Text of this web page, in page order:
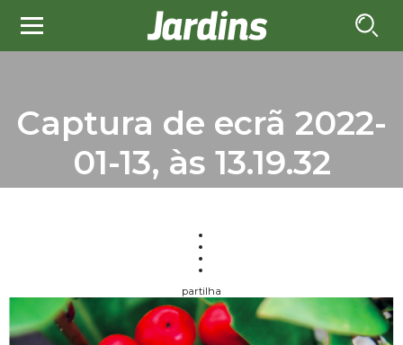
Captura de ecrã 2022-
01-13, às 13.19.32
partilha